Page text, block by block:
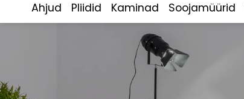
Ahjud Pliidid Kaminad Soojamüürid